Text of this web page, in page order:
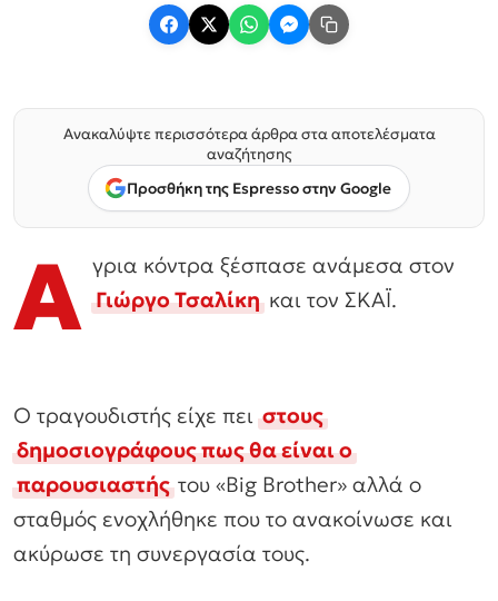
Ανακαλύψτε περισσότερα άρθρα στα αποτελέσματα
αναζήτησης
Προσθήκη της Espresso στην Google
Ά γρια κόντρα ξέσπασε ανάμεσα στον
Γιώργο Τσαλίκηκαι τον ΣΚΑΪ.
Ο τραγουδιστής είχε πειστους
δημοσιογράφους πως θα είναι ο
παρουσιαστής του «Big Brother» αλλά ο
σταθμός ενοχλήθηκε που το ανακοίνωσε και
ακύρωσε τη συνεργασία τους.